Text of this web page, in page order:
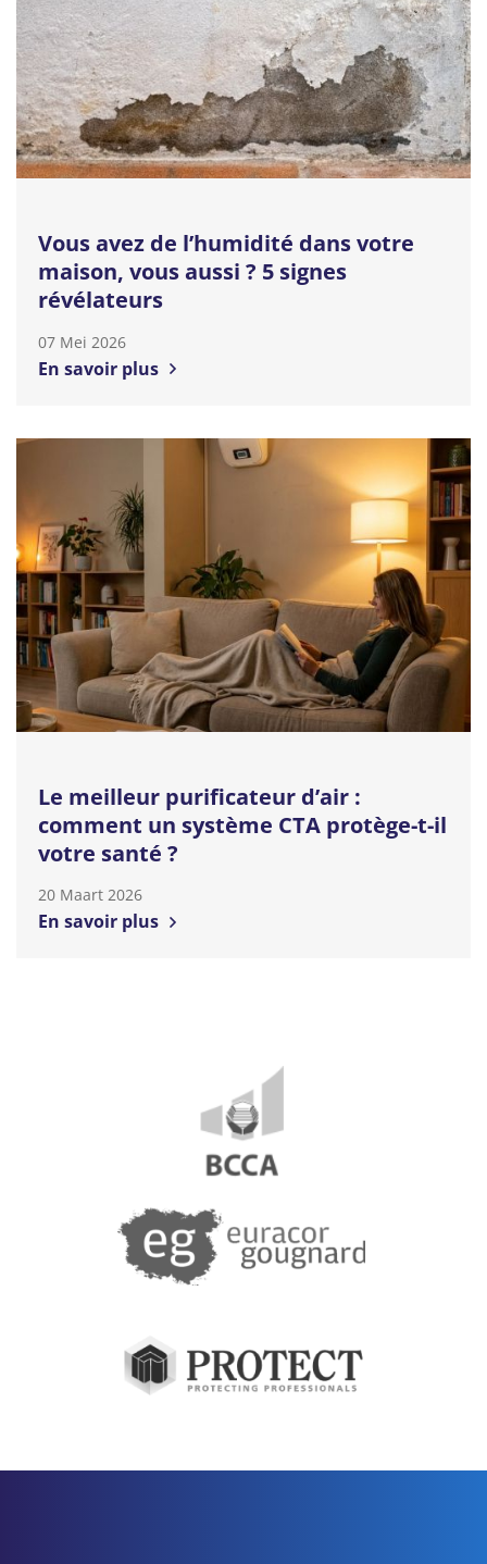
Vous avez de l’humidité dans votre
maison, vous aussi ? 5 signes
révélateurs
07 Mei 2026
En savoir plus
Le meilleur purificateur d’air :
comment un système CTA protège-t-il
votre santé ?
20 Maart 2026
En savoir plus